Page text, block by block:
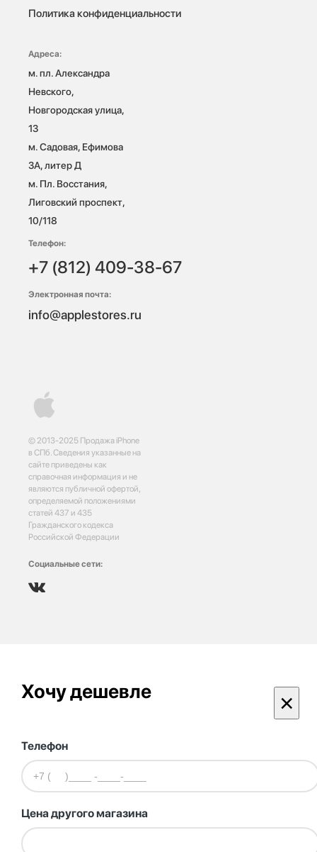
© 2013-2025 Продажа iPhone
в СПб. Сведения указанные на
сайте приведены как
справочная информация и не
являются публичной офертой,
определяемой положениями
статей 437 и 435
Гражданского кодекса
Российской Федерации
Социальные сети:
Политика конфиденциальности
Адреса:
м. пл. Александра
Невского,
Новгородская улица,
13
м. Садовая, Ефимова
3А, литер Д
м. Пл. Восстания,
Лиговский проспект,
10/118
Телефон:
+7 (812) 409-38-67
Электронная почта:
info@applestores.ru
Хочу дешевле ×
Телефон
Цена другого магазина